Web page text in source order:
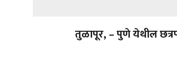
तुळापूर, – पुणे येथील